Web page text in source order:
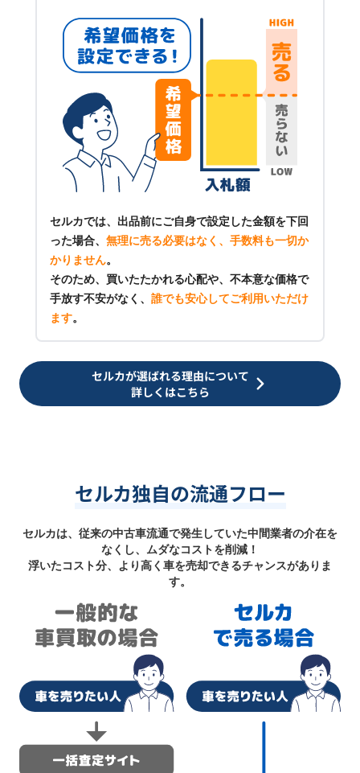
セルカでは、出品前にご自身で設定した金額を下回
った場合、 無理に売る必要はなく、手数料も一切か
かりません。
そのため、買いたたかれる心配や、不本意な価格で
手放す不安がなく、 誰でも安心してご利用いただけ
ます。
セルカが選ばれる理由について
詳しくはこちら
セルカ独自の流通フロー
セルカは、従来の中古車流通で発生していた中間業者の介在を
なくし、ムダなコストを削減！
浮いたコスト分、より高く車を売却できるチャンスがありま
す。